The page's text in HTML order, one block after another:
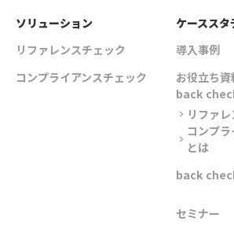
ソリューション
リファレンスチェック
コンプライアンスチェック
ケーススタ
導入事例
お役立ち資
back
chevron_right リファ
chevron_right
コンプ
とは
back
セミナー